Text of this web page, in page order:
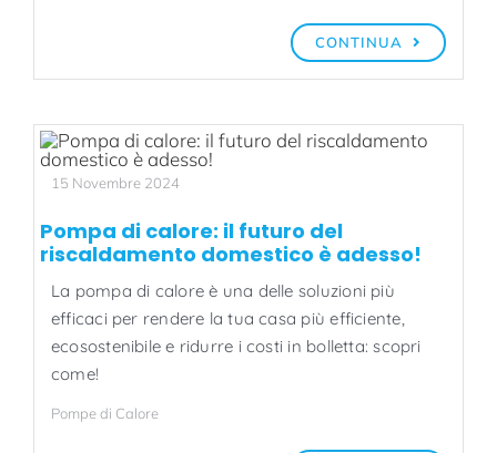
CONTINUA
15 Novembre 2024
Pompa di calore: il futuro del
riscaldamento domestico è adesso!
La pompa di calore è una delle soluzioni più
efficaci per rendere la tua casa più efficiente,
ecosostenibile e ridurre i costi in bolletta: scopri
come!
Pompe di Calore